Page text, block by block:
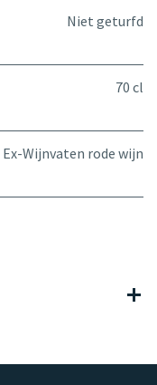
Niet geturfd
70 cl
Ex-Wijnvaten rode wijn